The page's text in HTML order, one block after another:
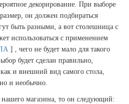
декорирование. При выборе
он должен подбираться
быть разными, а вот столешница с
использоваться с применением
] , чего не будет мало для такого
будет сделан правильно,
и внешний вид самого стола,
и необычно.
нашего магазина, то он следующий: